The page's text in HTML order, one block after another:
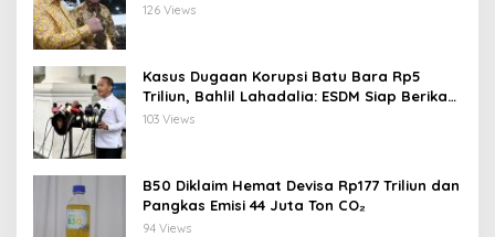
30-200 GT
126 Views
Kasus Dugaan Korupsi Batu Bara Rp5
Triliun, Bahlil Lahadalia: ESDM Siap Berikan
Data
103 Views
B50 Diklaim Hemat Devisa Rp177 Triliun dan
Pangkas Emisi 44 Juta Ton CO₂
94 Views